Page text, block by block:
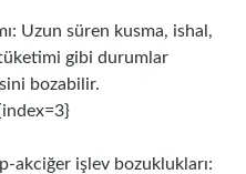
Uzun süren kusma, ishal,
tüketimi gibi durumlar
bozabilir.
işlev bozuklukları: